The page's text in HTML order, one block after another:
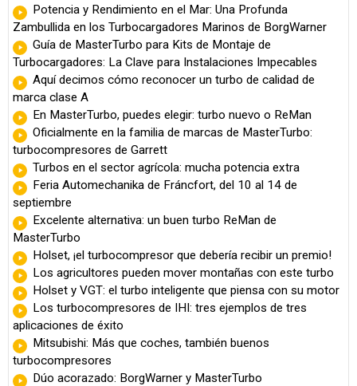
Potencia y Rendimiento en el Mar: Una Profunda
Zambullida en los Turbocargadores Marinos de BorgWarner
Guía de MasterTurbo para Kits de Montaje de
Turbocargadores: La Clave para Instalaciones Impecables
Aquí decimos cómo reconocer un turbo de calidad de
marca clase A
En MasterTurbo, puedes elegir: turbo nuevo o ReMan
Oficialmente en la familia de marcas de MasterTurbo:
turbocompresores de Garrett
Turbos en el sector agrícola: mucha potencia extra
Feria Automechanika de Fráncfort, del 10 al 14 de
septiembre
Excelente alternativa: un buen turbo ReMan de
MasterTurbo
Holset, ¡el turbocompresor que debería recibir un premio!
Los agricultores pueden mover montañas con este turbo
Holset y VGT: el turbo inteligente que piensa con su motor
Los turbocompresores de IHI: tres ejemplos de tres
aplicaciones de éxito
Mitsubishi: Más que coches, también buenos
turbocompresores
Dúo acorazado: BorgWarner y MasterTurbo